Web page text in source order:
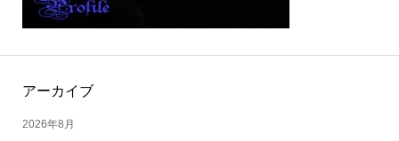
アーカイブ
2026年8月